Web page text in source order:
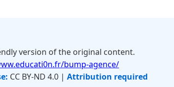
version of the original content.
bump-agence/
CC BY-ND 4.0 | Attribution required